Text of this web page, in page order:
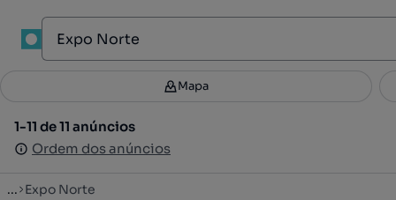
Filtros 3
1-11 de 11 anúncios
Ordem dos anúncios
Mapa
1-11 de 11 anúncios
Ordem dos anúncios
... Expo Norte